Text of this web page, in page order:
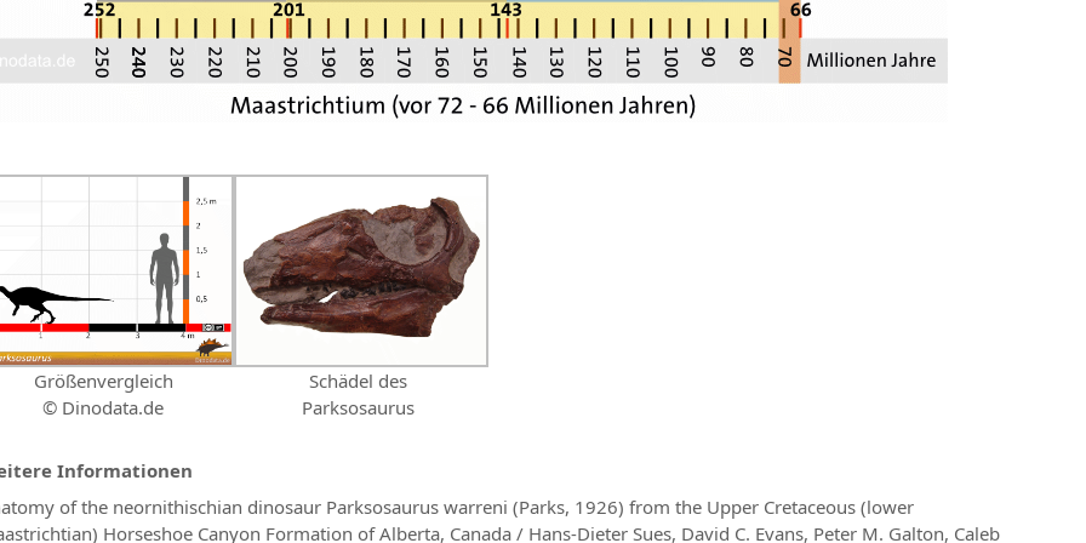
Größenvergleich
© Dinodata.de
Schädel des
Parksosaurus
Informationen
of the neornithischian dinosaur Parksosaurus warreni (Parks, 1926) from the Upper Cretaceous (lower
Horseshoe Canyon Formation of Alberta, Canada / Hans-Dieter Sues, David C. Evans, Peter M. Galton, Caleb